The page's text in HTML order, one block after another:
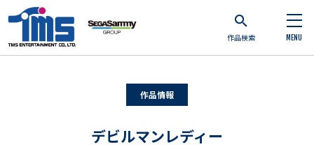
作品検索 MENU
作品情報
デビルマンレディー